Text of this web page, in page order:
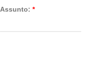
Assunto: *